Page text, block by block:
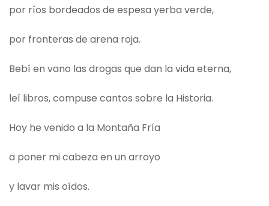
por ríos bordeados de espesa yerba verde,
por fronteras de arena roja.
Bebí en vano las drogas que dan la vida eterna,
leí libros, compuse cantos sobre la Historia.
Hoy he venido a la Montaña Fría
a poner mi cabeza en un arroyo
y lavar mis oídos.